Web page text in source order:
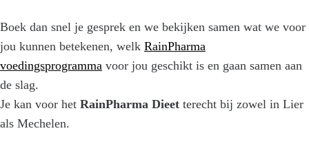
Boek dan snel je gesprek en we bekijken samen wat we voor
jou kunnen betekenen, welk RainPharma
voedingsprogramma voor jou geschikt is en gaan samen aan
de slag.
Je kan voor het RainPharma Dieet terecht bij zowel in Lier
als Mechelen.